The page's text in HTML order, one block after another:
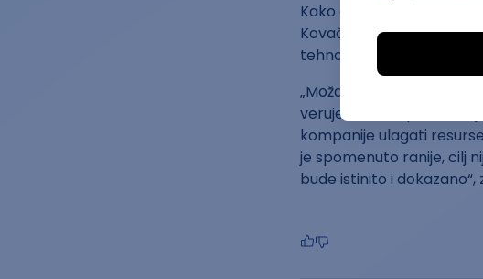
Kako očekuje da će se
Kovačić navodi da je to
tehnologija.
„Možda se CV više neće
verujem da će pisani CV
kompanije ulagati
je spomenuto ranije, cilj
bude istinito i